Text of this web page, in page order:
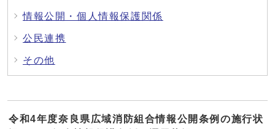
情報公開・個人情報保護関係
公民連携
その他
令和4年度奈良県広域消防組合情報公開条例の施行状